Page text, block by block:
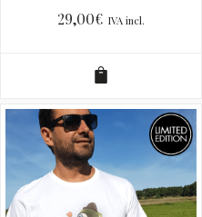
29,00€ IVA incl.